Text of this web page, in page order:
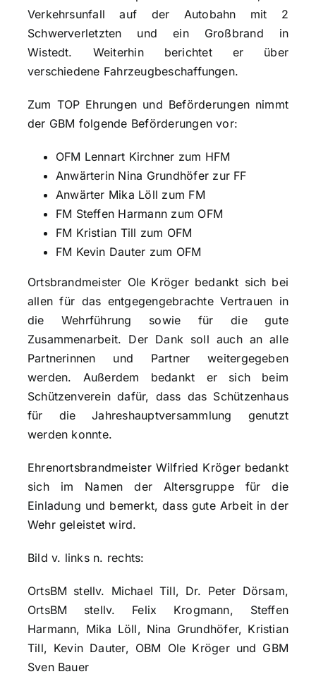
Verkehrsunfall auf der Autobahn mit 2
Schwerverletzten und ein Großbrand in
Wistedt. Weiterhin berichtet er über
verschiedene Fahrzeugbeschaffungen.
Zum TOP Ehrungen und Beförderungen nimmt
der GBM folgende Beförderungen vor:
OFM Lennart Kirchner zum HFM
Anwärterin Nina Grundhöfer zur FF
Anwärter Mika Löll zum FM
FM Steffen Harmann zum OFM
FM Kristian Till zum OFM
FM Kevin Dauter zum OFM
Ortsbrandmeister Ole Kröger bedankt sich bei
allen für das entgegengebrachte Vertrauen in
die Wehrführung sowie für die gute
Zusammenarbeit. Der Dank soll auch an alle
Partnerinnen und Partner weitergegeben
werden. Außerdem bedankt er sich beim
Schützenverein dafür, dass das Schützenhaus
für die Jahreshauptversammlung genutzt
werden konnte.
Ehrenortsbrandmeister Wilfried Kröger bedankt
sich im Namen der Altersgruppe für die
Einladung und bemerkt, dass gute Arbeit in der
Wehr geleistet wird.
Bild v. links n. rechts:
OrtsBM stellv. Michael Till, Dr. Peter Dörsam,
OrtsBM stellv. Felix Krogmann, Steffen
Harmann, Mika Löll, Nina Grundhöfer, Kristian
Till, Kevin Dauter, OBM Ole Kröger und GBM
Sven Bauer